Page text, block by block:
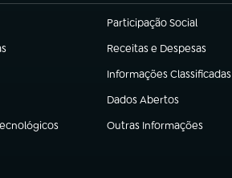
Participação Social
(abre em nova aba)
Receitas e Despesas
(abre em nova aba)
Informações Classificadas
(abre em nova aba)
Dados Abertos
(abre em nova aba)
Outras Informações
(abre em nova aba)